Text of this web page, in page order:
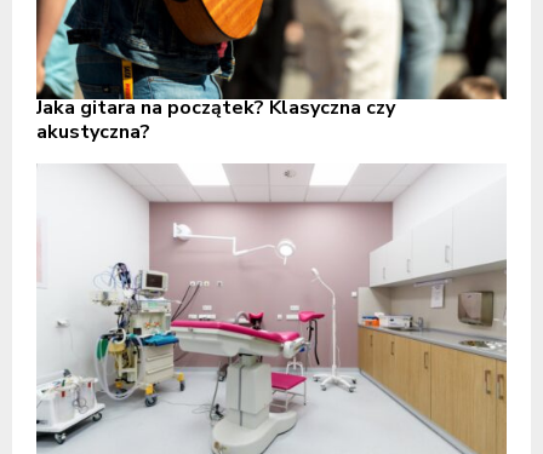
Jaka gitara na początek? Klasyczna czy
akustyczna?